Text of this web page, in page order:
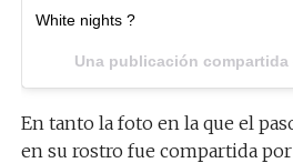
White nights ?
Una publicación compartida
En tanto la foto en la que el
en su rostro fue compartida por